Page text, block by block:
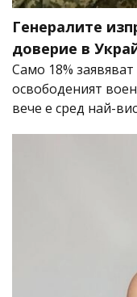
Генералите
доверие в
Само 18%
освободеният
вече е сред най-